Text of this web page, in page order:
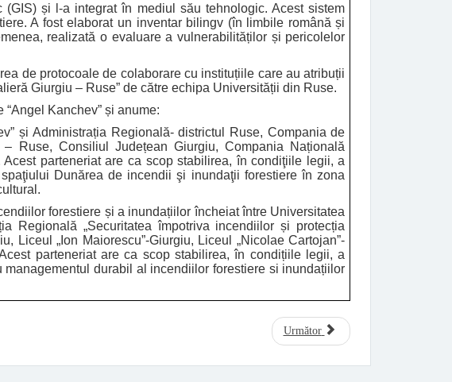
(GIS) și l-a integrat în mediul său tehnologic. Acest sistem
A fost elaborat un inventar bilingv (în limbile română și
realizată o evaluare a vulnerabilităților și pericolelor
de protocoale de colaborare cu instituțiile care au atribuții
Giurgiu – Ruse” de către echipa Universității din Ruse.
Kanchev” și anume:
și Administrația Regională- districtul Ruse, Compania de
Ruse, Consiliul Județean Giurgiu, Compania Națională
parteneriat are ca scop stabilirea, în condiţiile legii, a
Dunărea de incendii şi inundaţii forestiere în zona
forestiere și a inundațiilor încheiat între Universitatea
Regională „Securitatea împotriva incendiilor și protecția
Liceul „Ion Maiorescu”-Giurgiu, Liceul „Nicolae Cartojan”-
parteneriat are ca scop stabilirea, în condițiile legii, a
durabil al incendiilor forestiere si inundațiilor
Următor